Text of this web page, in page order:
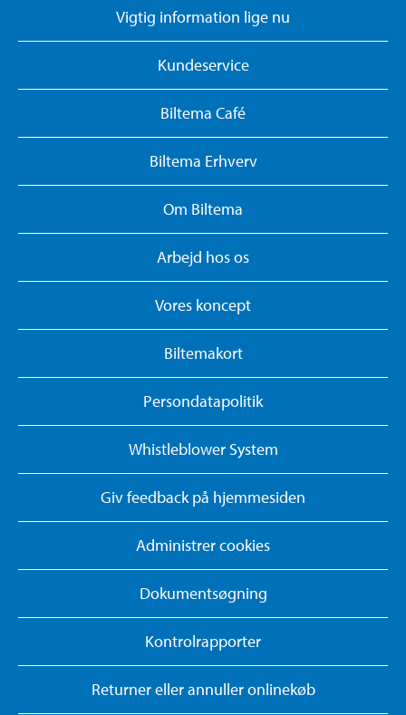
Vigtig information lige nu
Kundeservice
Biltema Café
Biltema Erhverv
Om Biltema
Arbejd hos os
Vores koncept
Biltemakort
Persondatapolitik
Whistleblower System
Giv feedback på hjemmesiden
Administrer cookies
Dokumentsøgning
Kontrolrapporter
Returner eller annuller onlinekøb